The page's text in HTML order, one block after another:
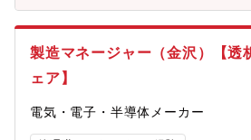
等）の設計・開発・顧客要求や生産要件
トの立案および基本設計・機械構造設計
考慮した設計）および3D-CADを用いた詳
構、治具設計など加工精度・生産性向上を
作機の組立立会い、性能評価および課題
設計指示・図面レビュー、進捗管理、品質
製造マネージャー（金沢）【透
ェア】
電気・電子・半導体メーカー